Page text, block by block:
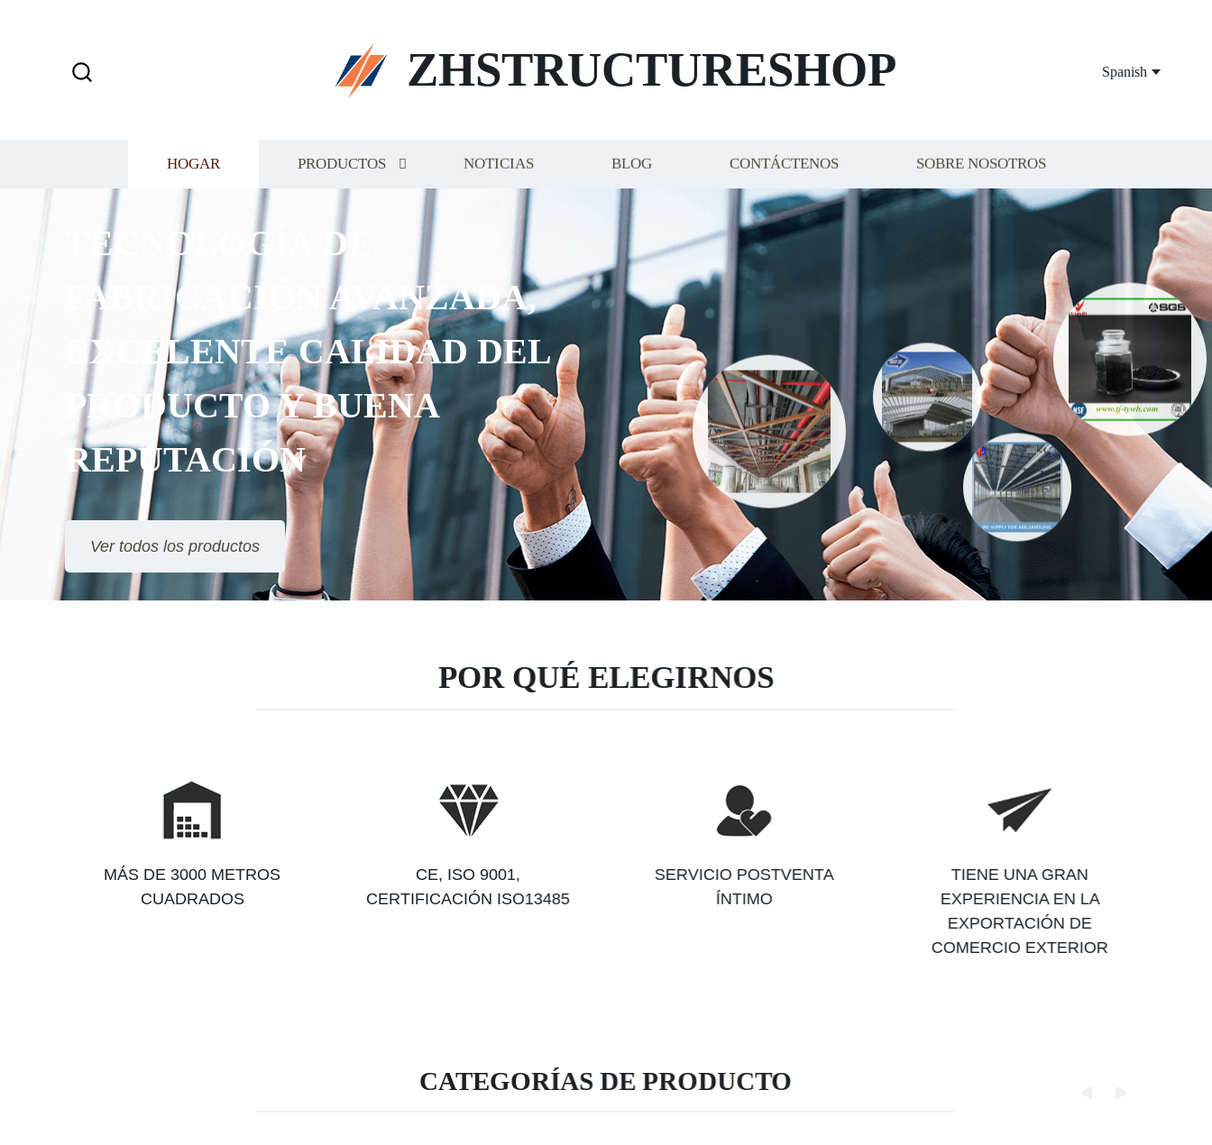
ZHSTRUCTURESHOP Spanish
HOGAR PRODUCTOS NOTICIAS BLOG CONTÁCTENOS SOBRE NOSOTROS
TECNOLOGÍA DE
FABRICACIÓN AVANZADA,
EXCELENTE CALIDAD DEL
PRODUCTO Y BUENA
REPUTACIÓN
Ver todos los productos
POR QUÉ ELEGIRNOS
MÁS DE 3000 METROS
CUADRADOS
CE, ISO 9001,
CERTIFICACIÓN ISO13485
SERVICIO POSTVENTA
ÍNTIMO
TIENE UNA GRAN
EXPERIENCIA EN LA
EXPORTACIÓN DE
COMERCIO EXTERIOR
CATEGORÍAS DE PRODUCTO